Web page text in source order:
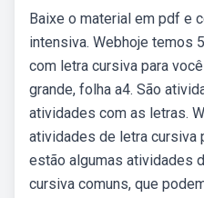
Baixe o material em pdf e
intensiva. Webhoje temos
com letra cursiva para
grande, folha a4. São
atividades com as letras.
atividades de letra cursiva
estão algumas atividades
cursiva comuns, que